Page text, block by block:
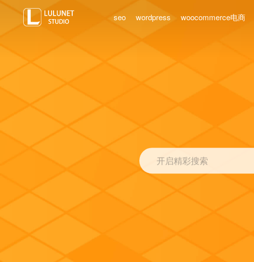
seo wordpress woocommerce电商
开启精彩搜索